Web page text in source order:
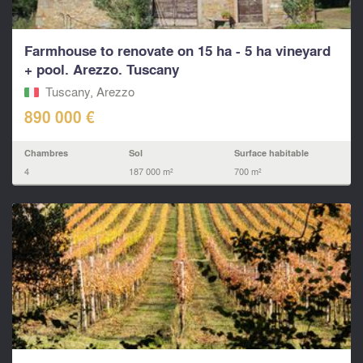
Farmhouse to renovate on 15 ha - 5 ha vineyard
+ pool. Arezzo. Tuscany
Tuscany, Arezzo
890 000 €
Chambres
4
Sol
187 000 m²
Surface habitable
700 m²